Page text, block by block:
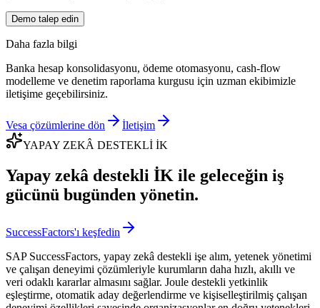
Demo talep edin
Daha fazla bilgi
Banka hesap konsolidasyonu, ödeme otomasyonu, cash-flow
modelleme ve denetim raporlama kurgusu için uzman ekibimizle
iletişime geçebilirsiniz.
Vesa çözümlerine dön
İletişim
YAPAY ZEKÂ DESTEKLİ İK
Yapay zekâ destekli İK ile geleceğin iş
gücünü bugünden yönetin.
SuccessFactors'ı keşfedin
SAP SuccessFactors, yapay zekâ destekli işe alım, yetenek yönetimi
ve çalışan deneyimi çözümleriyle kurumların daha hızlı, akıllı ve
veri odaklı kararlar almasını sağlar. Joule destekli yetkinlik
eşleştirme, otomatik aday değerlendirme ve kişiselleştirilmiş çalışan